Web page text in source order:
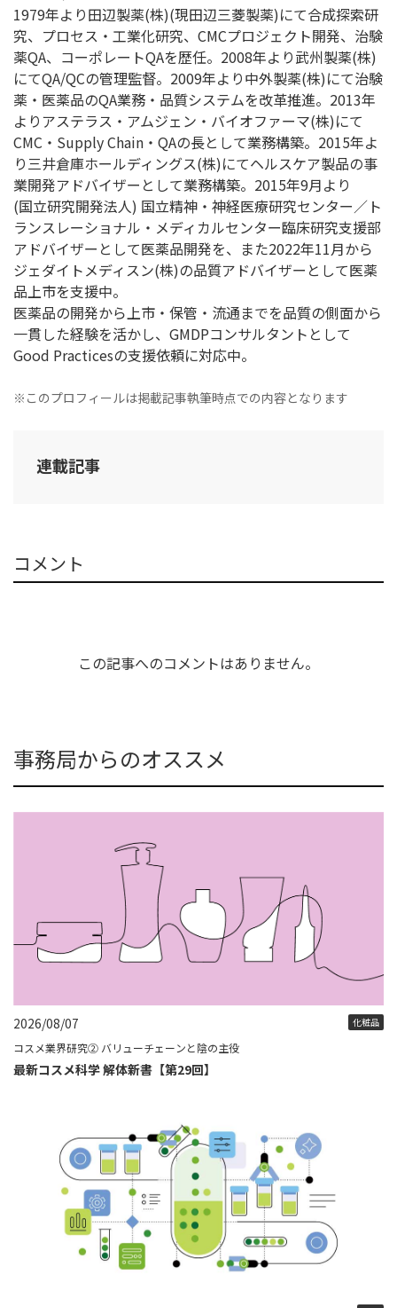
1979年より田辺製薬(株)(現田辺三菱製薬)にて合成探索研
究、プロセス・工業化研究、CMCプロジェクト開発、治験
薬QA、コーポレートQAを歴任。2008年より武州製薬(株)
にてQA/QCの管理監督。2009年より中外製薬(株)にて治験
薬・医薬品のQA業務・品質システムを改革推進。2013年
よりアステラス・アムジェン・バイオファーマ(株)にて
CMC・Supply Chain・QAの長として業務構築。2015年よ
り三井倉庫ホールディングス(株)にてヘルスケア製品の事
業開発アドバイザーとして業務構築。2015年9月より
(国立研究開発法人) 国立精神・神経医療研究センター／ト
ランスレーショナル・メディカルセンター臨床研究支援部
アドバイザーとして医薬品開発を、また2022年11月から
ジェダイトメディスン(株)の品質アドバイザーとして医薬
品上市を支援中。
医薬品の開発から上市・保管・流通までを品質の側面から
一貫した経験を活かし、GMDPコンサルタントとして
Good Practicesの支援依頼に対応中。
※このプロフィールは掲載記事執筆時点での内容となります
連載記事
コメント
この記事へのコメントはありません。
事務局からのオススメ
2026/08/07 化粧品
コスメ業界研究② バリューチェーンと陰の主役
最新コスメ科学 解体新書【第29回】